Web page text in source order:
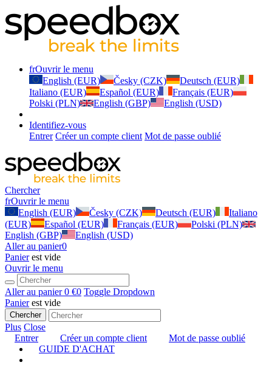
frOuvrir le menu
English (EUR)
Česky (CZK)
Deutsch (EUR)
Italiano (EUR)
Español (EUR)
Français (EUR)
Polski (PLN)
English (GBP) English (USD)
Identifiez-vous
Entrer Créer un compte client Mot de passe oublié
Chercher
frOuvrir le menu
English (EUR)
Česky (CZK) Deutsch (EUR)
Italiano
(EUR)
Español (EUR) Français (EUR)
Polski (PLN)
English (GBP)
English (USD)
Aller au panier0
Panierest vide
Ouvrir le menu
Aller au panier0 €0 Toggle Dropdown
Panierest vide
Chercher
Plus Close
Entrer
Créer un compte client
Mot de passe oublié
GUIDE D'ACHAT